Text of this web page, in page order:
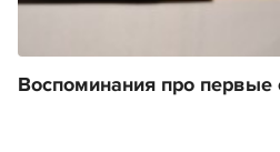
Воспоминания про